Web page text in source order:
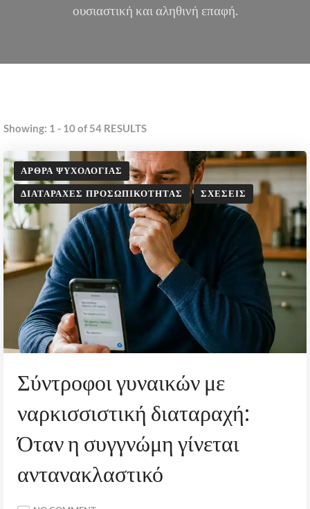
ουσιαστική και αληθινή επαφή.
Showing: 1 - 10 of 54 RESULTS
ΆΡΘΡΑ ΨΥΧΟΛΟΓΊΑΣ
ΔΙΑΤΑΡΑΧΈΣ ΠΡΟΣΩΠΙΚΌΤΗΤΑΣ ΣΧΈΣΕΙΣ
Σύντροφοι γυναικών με
ναρκισσιστική διαταραχή:
Όταν η συγγνώμη γίνεται
αντανακλαστικό